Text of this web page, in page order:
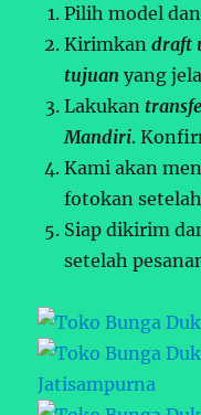
Pilih model
Kirimkandraft
tujuan yang
Lakukan
Mandiri.
Kami akan
fotokan
Siap dikirim
setelah